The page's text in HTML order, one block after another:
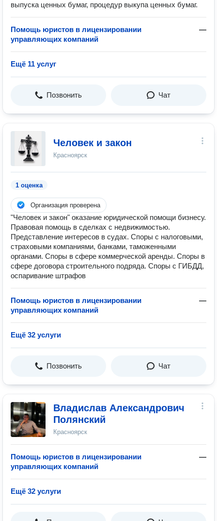
выпуска ценных бумаг, процедур выкупа ценных бумаг.
Помощь юристов в лицензировании
управляющих компаний
—
Ещё 11 услуг
Позвонить Чат
Человек и закон
Красноярск
1 оценка
Организация проверена
"Человек и закон" оказание юридической помощи бизнесу.
Правовая помощь в сделках с недвижимостью.
Представление интересов в судах. Споры с налоговыми,
страховыми компаниями, банками, таможенными
органами. Споры в сфере коммерческой аренды. Споры в
сфере договора строительного подряда. Споры с ГИБДД,
оспаривание штрафов
Помощь юристов в лицензировании
управляющих компаний
—
Ещё 32 услуги
Позвонить Чат
Владислав Александрович
Полянский
Красноярск
Помощь юристов в лицензировании
управляющих компаний
—
Ещё 32 услуги